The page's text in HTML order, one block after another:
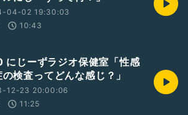
04-02 19:30:03
10:43
にじーずラジオ保健室「性感
検査ってどんな感じ？」
12-23 20:00:06
11:25